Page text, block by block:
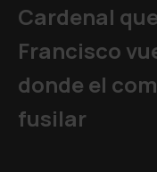
Cardenal
Francisco
donde el
fusilar